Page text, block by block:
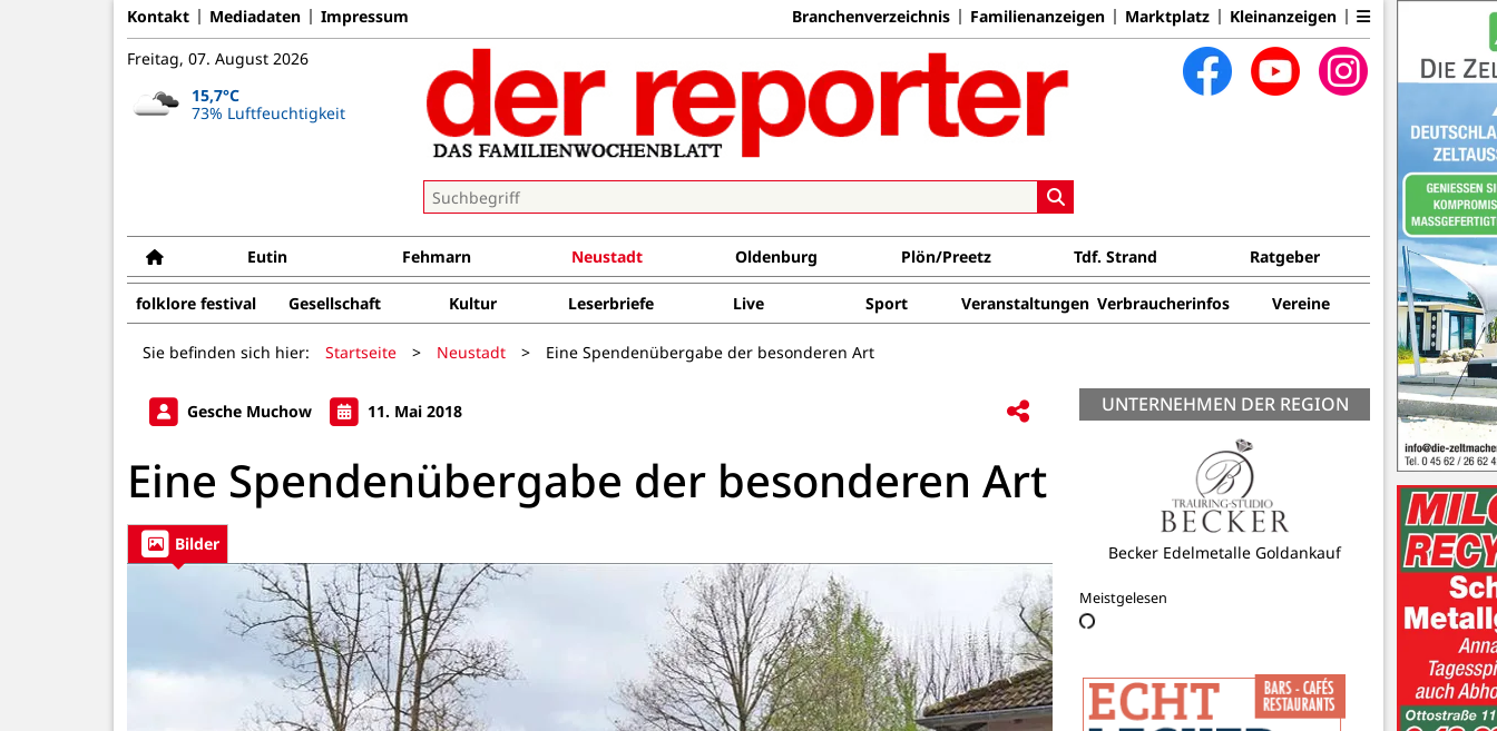
Kontakt Mediadaten Impressum Branchenverzeichnis Familienanzeigen Marktplatz Kleinanzeigen
Freitag, 07. August 2026
15,7°C
73% Luftfeuchtigkeit
Eutin Fehmarn Neustadt Oldenburg Plön/Preetz Tdf. Strand Ratgeber
folklore festival Gesellschaft Kultur Leserbriefe Live Sport Veranstaltungen Verbraucherinfos Vereine
Sie befinden sich hier: Startseite > Neustadt > Eine Spendenübergabe der besonderen Art
Gesche Muchow 11. Mai 2018
Eine Spendenübergabe der besonderen Art
Bilder
UNTERNEHMEN DER REGION
Stadt Neustadt in Holstein
Meistgelesen